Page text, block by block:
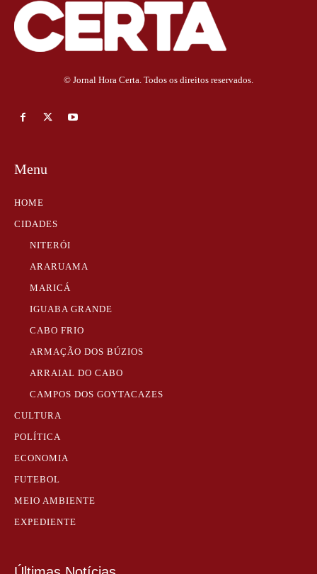
© Jornal Hora Certa. Todos os direitos reservados.
Menu
HOME
CIDADES
NITERÓI
ARARUAMA
MARICÁ
IGUABA GRANDE
CABO FRIO
ARMAÇÃO DOS BÚZIOS
ARRAIAL DO CABO
CAMPOS DOS GOYTACAZES
CULTURA
POLÍTICA
ECONOMIA
FUTEBOL
MEIO AMBIENTE
EXPEDIENTE